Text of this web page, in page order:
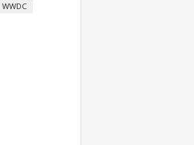
WWDC